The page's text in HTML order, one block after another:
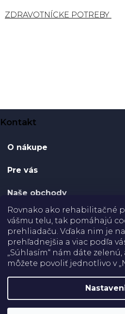
Rovnako ako rehabilitačné
vášmu telu, tak pomáhajú
prehliadaču. Vďaka nim je
prehľadnejšia a viac podľa
„Súhlasím“ nám dáte
môžete povoliť jednotlivo v
ZDRAVOTNÍCKE POTREBY
á
Kontakt
O nákupe
Pre vás
Naše obchody
Certifikáty
Doprava
Platba